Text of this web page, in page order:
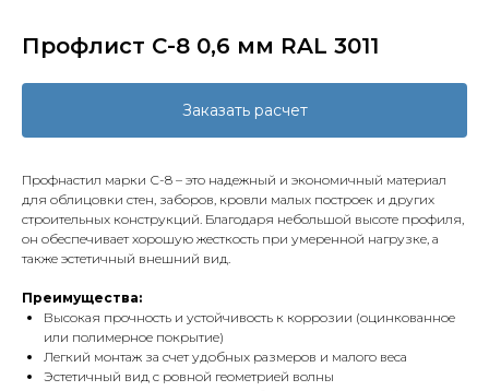
Профлист С-8 0,6 мм RAL 3011
Заказать расчет
Профнастил марки С-8 – это надежный и экономичный материал
для облицовки стен, заборов, кровли малых построек и других
строительных конструкций. Благодаря небольшой высоте профиля,
он обеспечивает хорошую жесткость при умеренной нагрузке, а
также эстетичный внешний вид.
Преимущества:
Высокая прочность и устойчивость к коррозии (оцинкованное
или полимерное покрытие)
Легкий монтаж за счет удобных размеров и малого веса
Эстетичный вид с ровной геометрией волны